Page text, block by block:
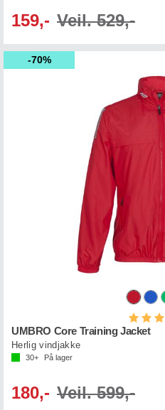
159,- Veil. 529,-
70%
Karakter:
UMBRO Core Training Jacket
Herlig vindjakke
30+ På lager
180,- Veil. 599,-